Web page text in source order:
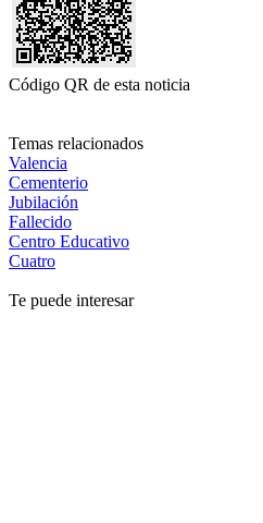
Código QR de esta noticia
Temas relacionados
Valencia
Cementerio
Jubilación
Fallecido
Centro Educativo
Cuatro
Te puede interesar